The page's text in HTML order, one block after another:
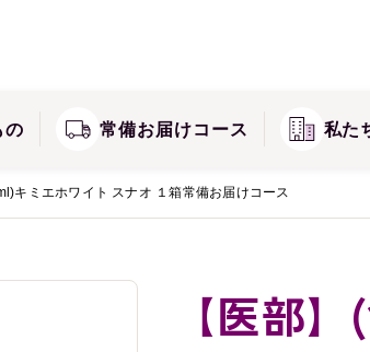
ズ
の 常備お届けコース 私た
キミエホワイト スナオ １箱常備お届けコース
【医部